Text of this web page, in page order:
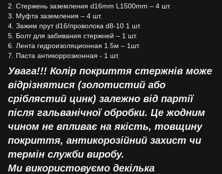
2. Стержень заземления d16mm L1500mm – 4 шт.
3. Муфта заземления – 4 шт.
4. Зажим прут d16/проволока d8-10 1 шт.
5. Болт для забивания стержней – 1 шт.
6. Лента гидроизоляционная 1.5м – 1шт.
7. Паста антикоррозионная - 1 шт.
Увага!!! Колір покриття стержнів може
відрізнятися (золотистий або
сріблястий цинк) залежно від партії
після гальванічної обробки. Це жодним
чином не впливає на якість, товщину
покриття, антикорозійний захист чи
термін служби виробу.
Ми використовуємо декілька